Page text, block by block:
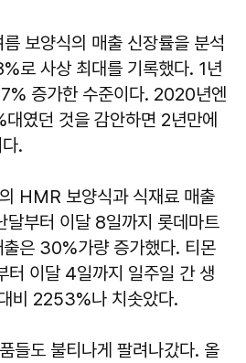
보양식의 매출 신장률을 분석
로 사상 최대를 기록했다. 1년
증가한 수준이다. 2020년엔
였던 것을 감안하면 2년만에
.
HMR 보양식과 식재료 매출
달부터 이달 8일까지 롯데마트
은 30%가량 증가했다. 티몬
터 이달 4일까지 일주일 간 생
비 2253%나 치솟았다.
들도 불티나게 팔려나갔다. 올